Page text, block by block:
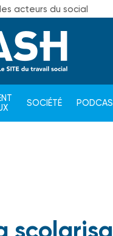
acteurs du social
SOCIÉTÉ